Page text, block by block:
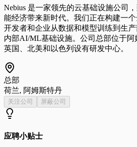
Nebius 是一家领先的云基础设施公司
能经济带来新时代。我们正在构建一
开发者和企业从数据和模型训练到生
内部AI/ML基础设施。公司总部位于阿
英国、北美和以色列设有研发中心。
总部
荷兰, 阿姆斯特丹
关注公司 屏蔽公司
应聘小贴士